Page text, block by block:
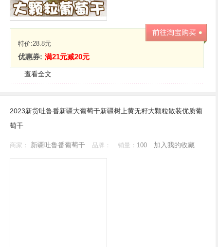
特价:28.8元
优惠券: 满21元减20元
查看全文
2023新货吐鲁番新疆大葡萄干新疆树上黄无籽大颗粒散装优质葡
萄干
商家： 新疆吐鲁番葡萄干 品牌： 销量： 100 加入我的收藏